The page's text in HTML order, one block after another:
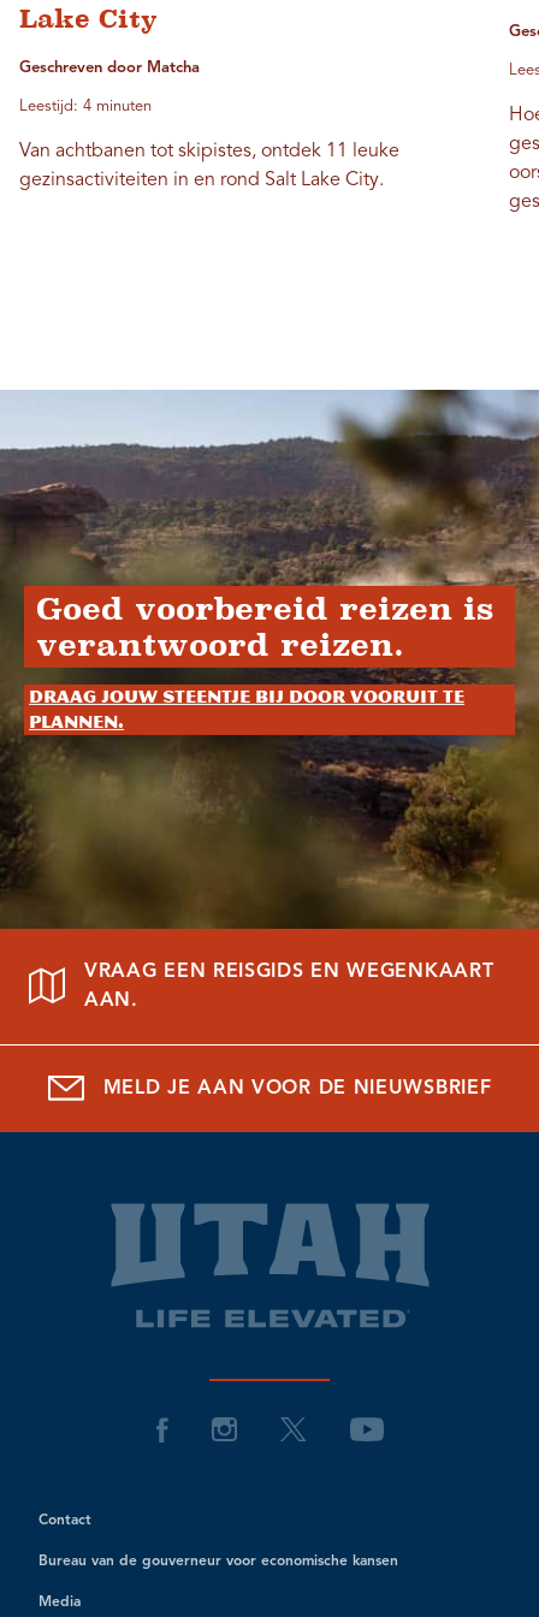
Lake City
Geschreven door Matcha
Leestijd: 4 minuten
Van achtbanen tot skipistes, ontdek 11 leuke
gezinsactiviteiten in en rond Salt Lake City.
Goed voorbereid reizen is
verantwoord reizen.
Draag jouw steentje bij door vooruit te
plannen.
VRAAG EEN REISGIDS EN WEGENKAART
AAN.
MELD JE AAN VOOR DE NIEUWSBRIEF
Contact
Bureau van de gouverneur voor economische kansen
Media